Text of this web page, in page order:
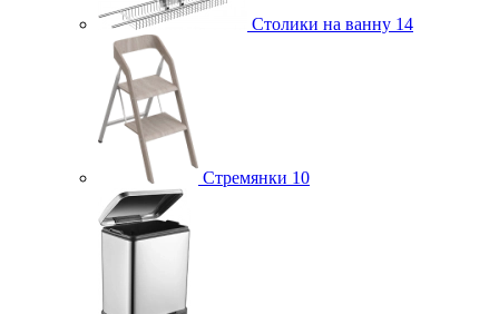
Столики на ванну 14
Стремянки 10